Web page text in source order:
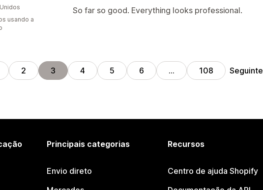
So far so good. Everything looks professional.
usando a
2 3 4 5 6 … 108 Seguinte
Principais categorias
Envio direto
Recursos
Centro de ajuda Shopify